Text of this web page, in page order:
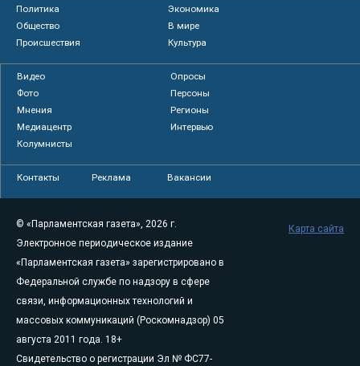
Политика
Экономика
Общество
В мире
Происшествия
Культура
Видео
Опросы
Фото
Персоны
Мнения
Регионы
Медиацентр
Интервью
Колумнисты
Контакты Реклама Вакансии
© «Парламентская газета», 2026 г.
Электронное периодическое издание
«Парламентская газета» зарегистрировано в
Федеральной службе по надзору в сфере
связи, информационных технологий и
массовых коммуникаций (Роскомнадзор) 05
августа 2011 года. 18+
Свидетельство о регистрации Эл № ФС77-
Карта сайта